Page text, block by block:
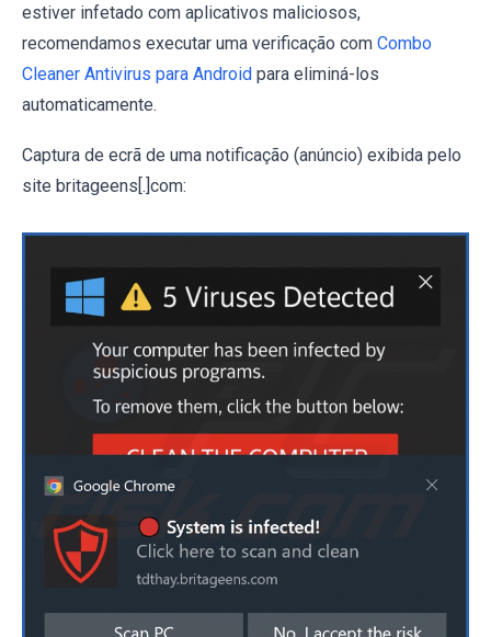
estiver infetado com aplicativos maliciosos,
recomendamos executar uma verificação com Combo
Cleaner Antivirus para Android para eliminá-los
automaticamente.
Captura de ecrã de uma notificação (anúncio) exibida pelo
site britageens[.]com: